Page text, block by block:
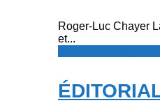
Roger-Luc Chayer
et...